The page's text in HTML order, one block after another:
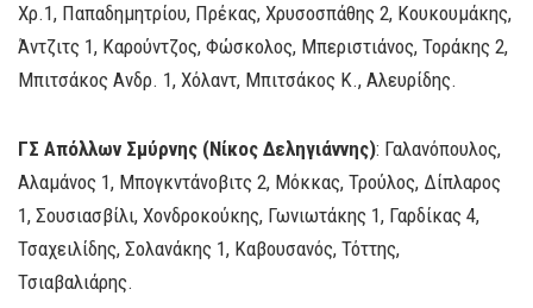
Χρ.1, Παπαδημητρίου, Πρέκας, Χρυσοσπάθης 2, Κουκουμάκης,
Άντζιτς 1, Καρούντζος, Φώσκολος, Μπεριστιάνος, Τοράκης 2,
Μπιτσάκος Ανδρ. 1, Χόλαντ, Μπιτσάκος Κ., Αλευρίδης.
ΓΣ Απόλλων Σμύρνης (Νίκος Δεληγιάννης): Γαλανόπουλος,
Αλαμάνος 1, Μπογκντάνοβιτς 2, Μόκκας, Τρούλος, Δίπλαρος
1, Σουσιασβίλι, Χονδροκούκης, Γωνιωτάκης 1, Γαρδίκας 4,
Τσαχειλίδης, Σολανάκης 1, Καβουσανός, Τόττης,
Τσιαβαλιάρης.